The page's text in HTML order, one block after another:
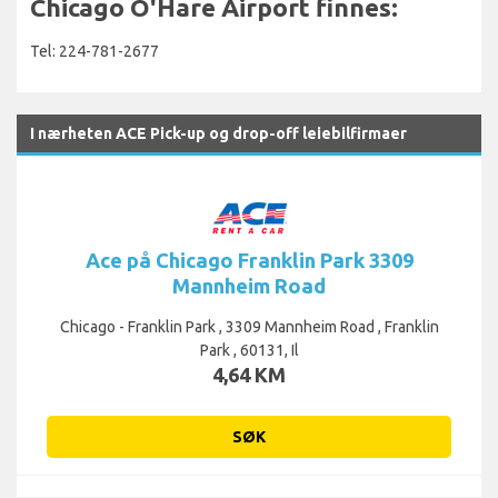
Chicago O'Hare Airport finnes:
Tel: 224-781-2677
I nærheten ACE Pick-up og drop-off leiebilfirmaer
Ace på Chicago Franklin Park 3309
Mannheim Road
Chicago - Franklin Park , 3309 Mannheim Road , Franklin
Park , 60131, Il
4,64 KM
SØK